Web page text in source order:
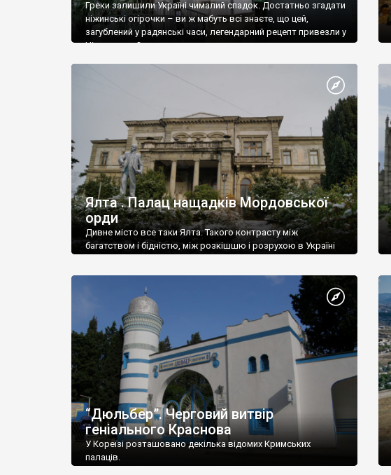
Греки залишили Україні чималий спадок. Достатньо згадати
ніжинські огірочки – ви ж мабуть всі знаєте, що цей,
загублений у радянські часи, легендарний рецепт привезли у
Ніжин греки?
Ялта . Палац нащадків Мордовської
орди
Дивне місто все таки Ялта. Такого контрасту між
багатством і бідністю, між розкішшю і розрухою в Україні
“Дюльбер”. Черговий витвір
геніального Краснова
У Кореїзі розташовано декілька відомих Кримських
палаців.